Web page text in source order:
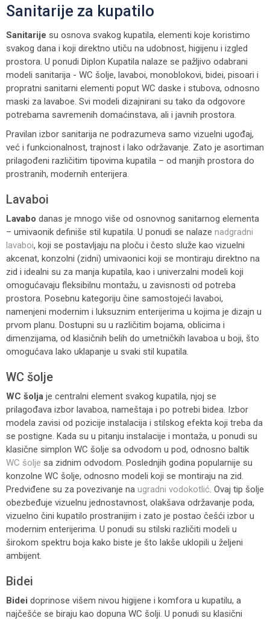
Sanitarije za kupatilo
Sanitarije su osnova svakog kupatila, elementi koje koristimo
svakog dana i koji direktno utiču na udobnost, higijenu i izgled
prostora. U ponudi Diplon Kupatila nalaze se pažljivo odabrani
modeli sanitarija - WC šolje, lavaboi, monoblokovi, bidei, pisoari i
propratni sanitarni elementi poput WC daske i stubova, odnosno
maski za lavaboe. Svi modeli dizajnirani su tako da odgovore
potrebama savremenih domaćinstava, ali i javnih prostora.
Pravilan izbor sanitarija ne podrazumeva samo vizuelni ugođaj,
već i funkcionalnost, trajnost i lako održavanje. Zato je asortiman
prilagođeni različitim tipovima kupatila – od manjih prostora do
prostranih, modernih enterijera.
Lavaboi
Lavabo danas je mnogo više od osnovnog sanitarnog elementa
– umivaonik definiše stil kupatila. U ponudi se nalaze nadgradni
lavaboi, koji se postavljaju na ploču i često služe kao vizuelni
akcenat, konzolni (zidni) umivaonici koji se montiraju direktno na
zid i idealni su za manja kupatila, kao i univerzalni modeli koji
omogućavaju fleksibilnu montažu, u zavisnosti od potreba
prostora. Posebnu kategoriju čine samostojeći lavaboi,
namenjeni modernim i luksuznim enterijerima u kojima je dizajn u
prvom planu. Dostupni su u različitim bojama, oblicima i
dimenzijama, od klasičnih belih do umetničkih lavaboa u boji, što
omogućava lako uklapanje u svaki stil kupatila.
WC šolje
WC šolja je centralni element svakog kupatila, njoj se
prilagođava izbor lavaboa, nameštaja i po potrebi bidea. Izbor
modela zavisi od pozicije instalacija i stilskog efekta koji treba da
se postigne. Kada su u pitanju instalacije i montaža, u ponudi su
klasične simplon WC šolje sa odvodom u pod, odnosno baltik
WC šolje sa zidnim odvodom. Poslednjih godina popularnije su
konzolne WC šolje, odnosno modeli koji se montiraju na zid.
Predviđene su za povezivanje na ugradni vodokotlić. Ovaj tip šolje
obezbeđuje vizuelnu jednostavnost, olakšava održavanje poda,
vizuelno čini kupatilo prostranijim i zato je postao češći izbor u
modernim enterijerima. U ponudi su stilski različiti modeli u
širokom spektru boja kako biste je što lakše uklopili u željeni
ambijent.
Bidei
Bidei doprinose višem nivou higijene i komfora u kupatilu, a
najčešće se biraju kao dopuna WC šolji. U ponudi su klasični